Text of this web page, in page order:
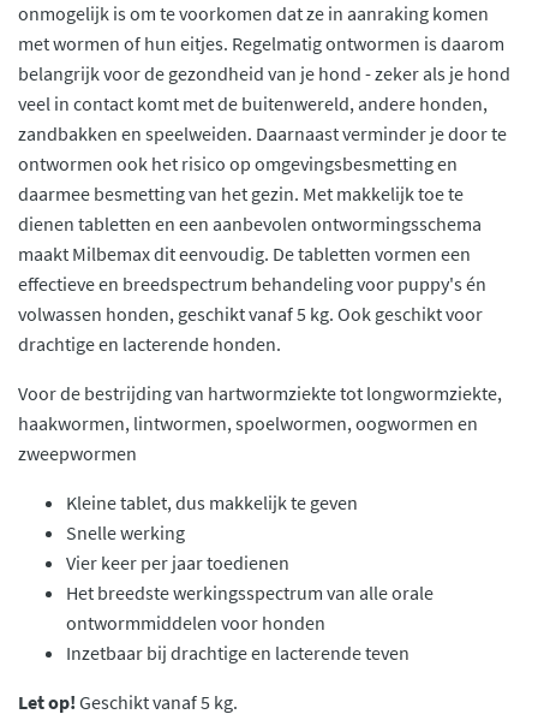
onmogelijk is om te voorkomen dat ze in aanraking komen
met wormen of hun eitjes. Regelmatig ontwormen is daarom
belangrijk voor de gezondheid van je hond - zeker als je hond
veel in contact komt met de buitenwereld, andere honden,
zandbakken en speelweiden. Daarnaast verminder je door te
ontwormen ook het risico op omgevingsbesmetting en
daarmee besmetting van het gezin. Met makkelijk toe te
dienen tabletten en een aanbevolen ontwormingsschema
maakt Milbemax dit eenvoudig. De tabletten vormen een
effectieve en breedspectrum behandeling voor puppy's én
volwassen honden, geschikt vanaf 5 kg. Ook geschikt voor
drachtige en lacterende honden.
Voor de bestrijding van hartwormziekte tot longwormziekte,
haakwormen, lintwormen, spoelwormen, oogwormen en
zweepwormen
Kleine tablet, dus makkelijk te geven
Snelle werking
Vier keer per jaar toedienen
Het breedste werkingsspectrum van alle orale
ontwormmiddelen voor honden
Inzetbaar bij drachtige en lacterende teven
Let op! Geschikt vanaf 5 kg.